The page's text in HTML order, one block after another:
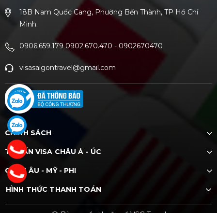
18B Nam Quốc Cang, Phường Bến Thành, TP Hồ Chí
Minh.
0906.659.179 0902.670.470 - 0902670470
visasaigontravel@gmail.com
CHÍNH SÁCH
TƯ VẤN VISA CHÂU Á - ÚC
CHÂU ÂU - MỸ - PHI
HÌNH THỨC THANH TOÁN